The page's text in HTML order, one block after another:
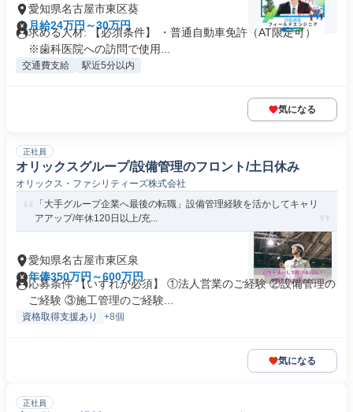
愛知県名古屋市東区葵
月給24万円～30万円
求める人材: 【必須条件】 ・普通自動車免許（AT限定可）
※歯科医院への訪問で使用...
交通費支給 駅近5分以内
気になる
正社員
オリックスグループ/設備管理のフロント/土日休み
オリックス・ファシリティーズ株式会社
「大手グループ企業へ最後の転職」設備管理経験を活かしてキャリ
アアップ/年休120日以上/充...
愛知県名古屋市東区泉
年俸350万円～600万円
応募条件 【いずれか必須】 ①法人営業のご経験 ②設備管理の
ご経験 ③施工管理のご経験...
資格取得支援あり +8個
気になる
正社員